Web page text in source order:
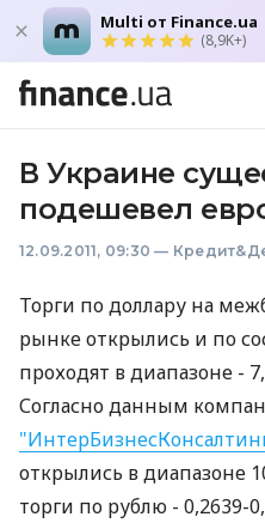
Multi от Finance.ua
(8,9K+)
В Украине
подешевел
12.09.2011, 09:30 —
Торги по доллару на
рынке открылись и по
проходят в диапазоне -
Согласно данным
открылись в диапазоне
торги по рублю - 0,2639-